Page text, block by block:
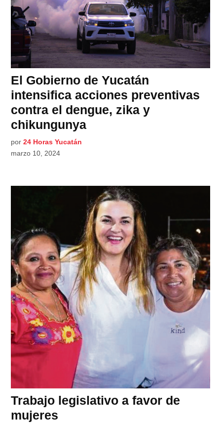
El Gobierno de Yucatán
intensifica acciones preventivas
contra el dengue, zika y
chikungunya
por 24 Horas Yucatán
marzo 10, 2024
Trabajo legislativo a favor de
mujeres